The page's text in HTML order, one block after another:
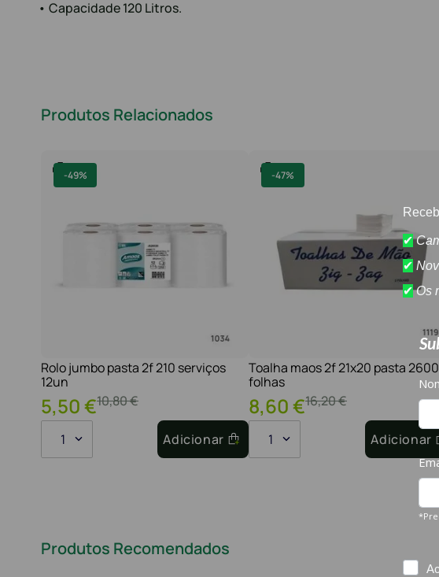
• Capacidade 120 Litros.
Produtos Relacionados
-49%
Rolo jumbo pasta 2f 210 serviços
12un
10,80€
5,50€
1 Adicionar
-47%
Toalha maos 2f 21x20 pasta 2600
folhas
16,20€
8,60€
1 Adicionar
Produtos Recomendados